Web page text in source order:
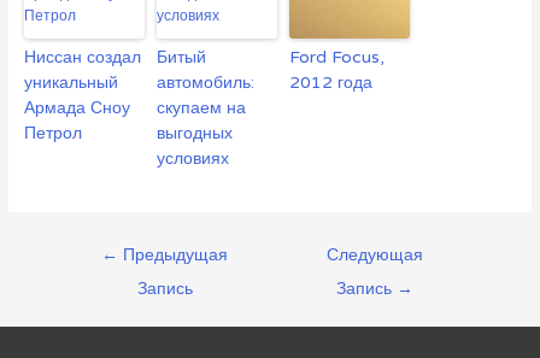
Ниссан создал
уникальный
Армада Сноу
Петрол
Битый
автомобиль:
скупаем на
выгодных
условиях
Ford Focus,
2012 года
Навигация
записям
← Предыдущая
Запись
Следующая
Запись →